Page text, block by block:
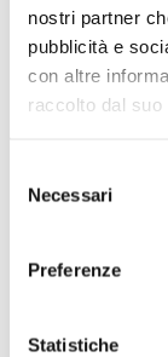
nostri partner
pubblicità e
con altre
raccolto dal
delNecessari
Preferenze
Statistiche